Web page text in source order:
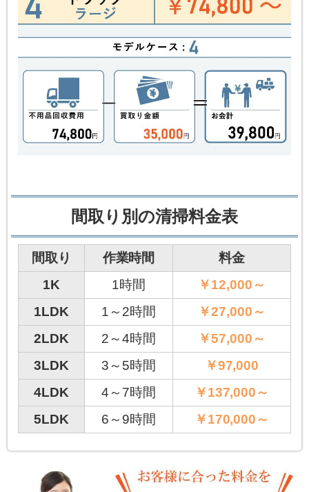
間取り別の清掃料金表
間取り 作業時間
料金
1K
1時間
￥12,000～
1LDK
1～2時間
￥27,000～
2LDK
2～4時間
￥57,000～
3LDK
3～5時間
￥97,000
4LDK
4～7時間
￥137,000～
5LDK
6～9時間 ￥170,000～